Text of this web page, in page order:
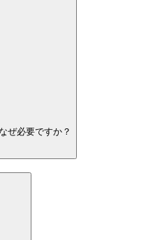
ぜ必要ですか？